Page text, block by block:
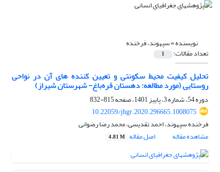
نویسنده =سپهوند، فرخنده
تعداد مقالات: 1
تحلیل کیفیت محیط سکونتی و تعیین کننده های آن در نواحی
روستایی (مورد مطالعه: دهستان قره‌باغ- شهرستان شیراز)
دوره 54، شماره 3، پاییز 1401، صفحه
815-832
10.22059/jhgr.2020.296665.1008075
فرخنده سپهوند، احمد تقدیسی، محمد رضا رضوانی
مشاهده مقاله
اصل مقاله 4.81 M